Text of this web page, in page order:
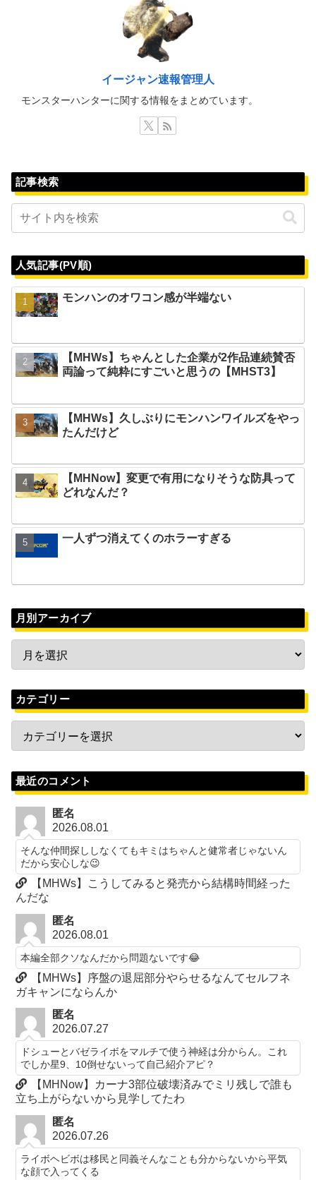
イージャン速報管理人
モンスターハンターに関する情報をまとめています。
記事検索
人気記事(PV順)
モンハンのオワコン感が半端ない
【MHWs】ちゃんとした企業が2作品連続賛否
両論って純粋にすごいと思うの【MHST3】
【MHWs】久しぶりにモンハンワイルズをやっ
たんだけど
【MHNow】変更で有用になりそうな防具って
どれなんだ？
一人ずつ消えてくのホラーすぎる
月別アーカイブ
カテゴリー
最近のコメント
匿名
2026.08.01
そんな仲間探ししなくてもキミはちゃんと健常者じゃないん
だから安心しな😉
【MHWs】こうしてみると発売から結構時間経った
んだな
匿名
2026.08.01
本編全部クソなんだから問題ないです😂
【MHWs】序盤の退屈部分やらせるなんてセルフネ
ガキャンにならんか
匿名
2026.07.27
ドシューとバゼライボをマルチで使う神経は分からん。これ
でしか星9、10倒せないって自己紹介アピ？
【MHNow】カーナ3部位破壊済みでミリ残しで誰も
立ち上がらないから見学してたわ
匿名
2026.07.26
ライボヘビボは移民と同義そんなことも分からないから平気
な顔で入ってくる